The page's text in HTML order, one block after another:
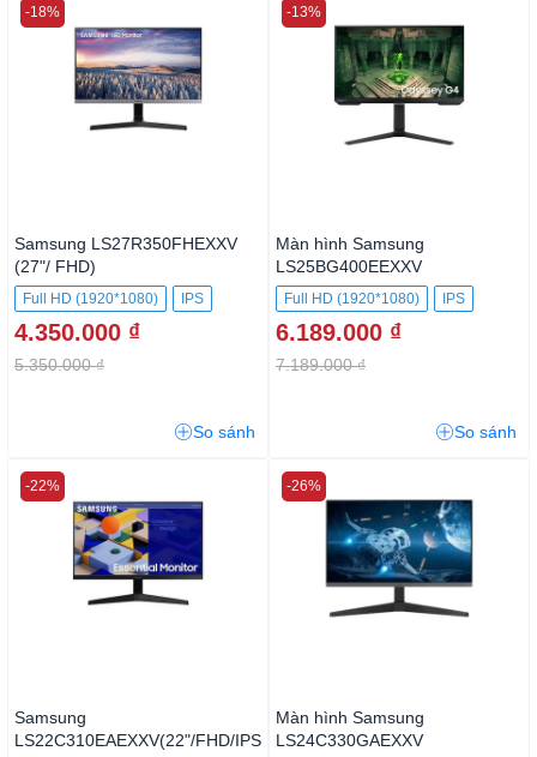
Samsung LS27R350FHEXXV
(27"/ FHD)
Full HD (1920*1080) IPS
4.350.000 ₫
5.350.000 ₫
-18%
So sánh
Màn hình Samsung
LS25BG400EEXXV
Full HD (1920*1080) IPS
6.189.000 ₫
7.189.000 ₫
-13%
So sánh
Samsung
LS22C310EAEXXV(22"/FHD/IPS
-22%
Màn hình Samsung
LS24C330GAEXXV
-26%